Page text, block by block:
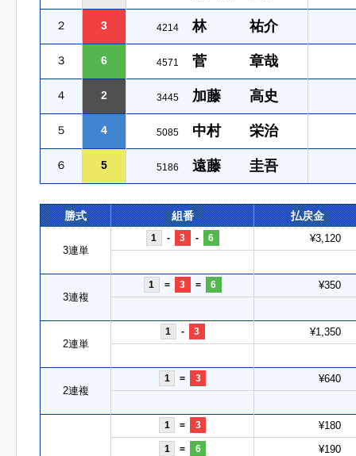
２ 3 4214 林 祐介
３ 6 4571 菅 章哉
４ 2 3445 加藤 高史
５ 4 5085 中村 栄治
６ 5 5186 遠藤 圭吾
勝式 組番 払戻金
3連単
1 - 3 - 6 ¥3,120
3連複
1 = 3 = 6 ¥350
2連単
1 - 3 ¥1,350
2連複
1 = 3 ¥640
1 = 3 ¥180
1 = 6 ¥190